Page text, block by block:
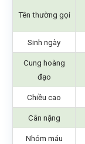
Tên thường gọi
Sinh ngày
Cung hoàng
đạo
Chiều cao
Cân nặng
Nhóm máu